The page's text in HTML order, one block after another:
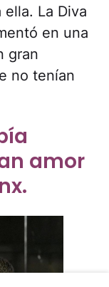
La Diva
en una
gran
no tenían
amor